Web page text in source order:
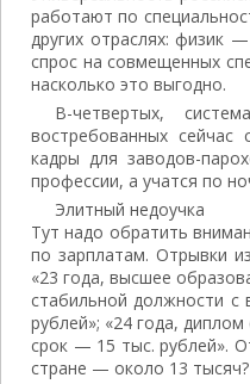
работают по
других отраслях: физик
спрос на совмещенных
насколько это выгодно.
В-четвертых,
востребованных сейчас
кадры для заводов-
профессии, а учатся по
Элитный недоучка
Тут надо обратить
по зарплатам. Отрывки
«23 года, высшее
стабильной должности
рублей»; «24 года,
срок — 15 тыс. рублей».
стране — около 13 тысяч?